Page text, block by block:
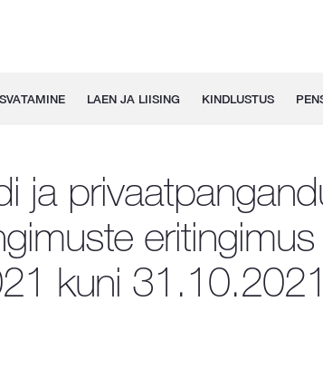
LAEN JA LIISING KINDLUSTUS
ja
kuni 31.10.2021